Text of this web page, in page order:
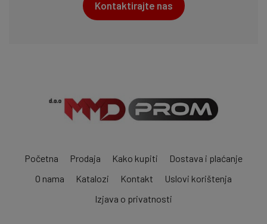
Kontaktirajte nas
Početna Prodaja Kako kupiti
Dostava i plaćanje
O nama
Katalozi Kontakt
Uslovi korištenja
Izjava o privatnosti